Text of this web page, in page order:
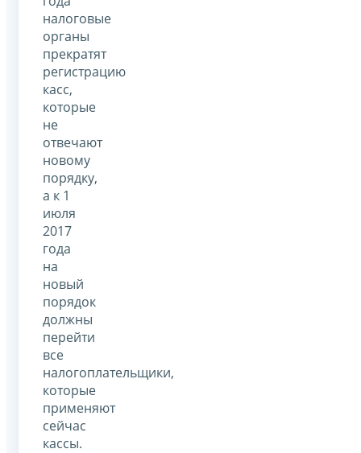
налоговые
органы
прекратят
регистрацию
касс,
которые
не
отвечают
новому
порядку,
а к 1
июля
2017
года
на
новый
порядок
должны
перейти
все
налогоплательщики,
которые
применяют
сейчас
кассы.